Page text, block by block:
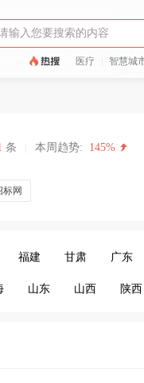
医疗 智慧城
条 本周趋势: 145%
标网
福建 甘肃 广东
山东 山西 陕西